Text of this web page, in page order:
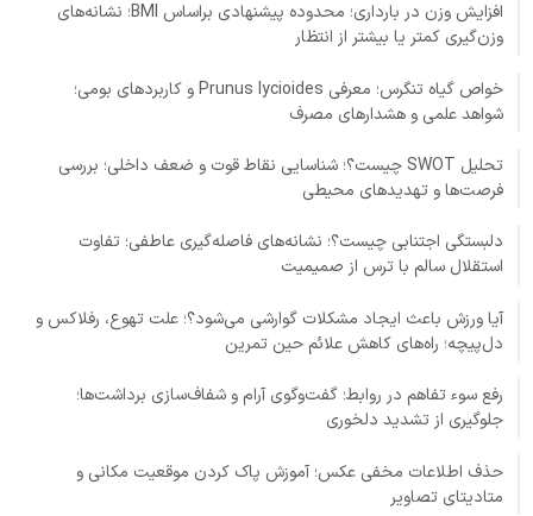
افزایش وزن در بارداری؛ محدوده پیشنهادی براساس BMI؛ نشانه‌های
وزن‌گیری کمتر یا بیشتر از انتظار
خواص گیاه تنگرس؛ معرفی Prunus lycioides و کاربردهای بومی؛
شواهد علمی و هشدارهای مصرف
تحلیل SWOT چیست؟؛ شناسایی نقاط قوت و ضعف داخلی؛ بررسی
فرصت‌ها و تهدیدهای محیطی
دلبستگی اجتنابی چیست؟؛ نشانه‌های فاصله‌گیری عاطفی؛ تفاوت
استقلال سالم با ترس از صمیمیت
آیا ورزش باعث ایجاد مشکلات گوارشی می‌شود؟؛ علت تهوع، رفلاکس و
دل‌پیچه؛ راه‌های کاهش علائم حین تمرین
رفع سوء تفاهم در روابط؛ گفت‌وگوی آرام و شفاف‌سازی برداشت‌ها؛
جلوگیری از تشدید دلخوری
حذف اطلاعات مخفی عکس؛ آموزش پاک کردن موقعیت مکانی و
متادیتای تصاویر